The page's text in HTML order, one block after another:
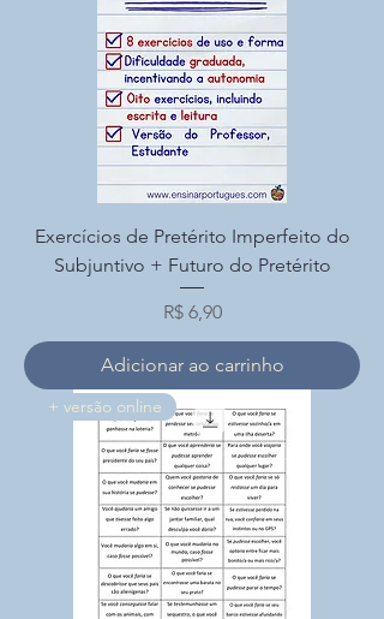
Exercícios de Pretérito Imperfeito do
Subjuntivo + Futuro do Pretérito
Preço
R$ 6,90
Adicionar ao carrinho
+ versão online